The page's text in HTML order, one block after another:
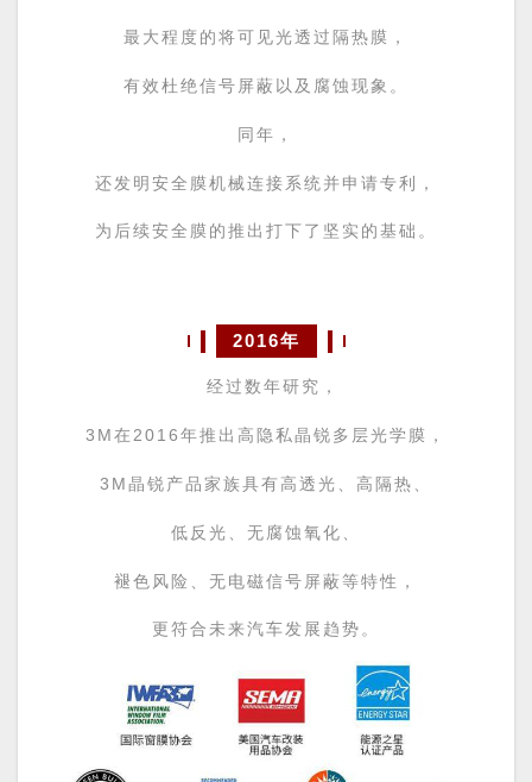
最大程度的将可见光透过隔热膜，
有效杜绝信号屏蔽以及腐蚀现象。
同年，
还发明安全膜机械连接系统并申请专利，
为后续安全膜的推出打下了坚实的基础。
2016年
经过数年研究，
3M在2016年推出 高隐私晶锐多层光学膜，
3M晶锐产品家族具有高透光、高隔热、
低反光、无腐蚀氧化、
褪色风险、无电磁信号屏蔽等特性，
更符合未来汽车发展趋势。